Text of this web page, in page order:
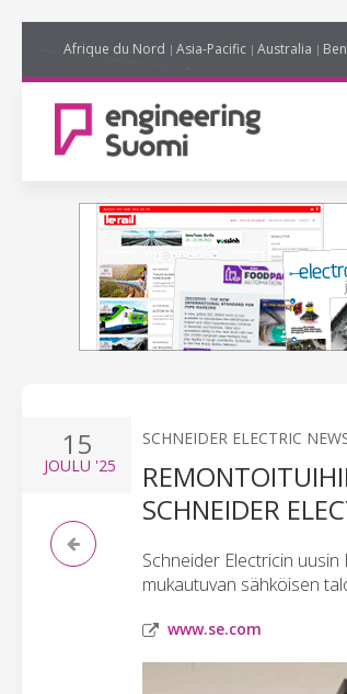
Afrique du Nord Asia-Pacific Australia
15
JOULU '25
SCHNEIDER ELECTRIC
SCHNEIDER
Schneider Electricin
mukautuvan sähköisen
www.se.com